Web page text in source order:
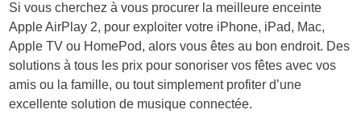
Si vous cherchez à vous procurer la meilleure enceinte
Apple AirPlay 2, pour exploiter votre iPhone, iPad, Mac,
Apple TV ou HomePod, alors vous êtes au bon endroit. Des
solutions à tous les prix pour sonoriser vos fêtes avec vos
amis ou la famille, ou tout simplement profiter d’une
excellente solution de musique connectée.